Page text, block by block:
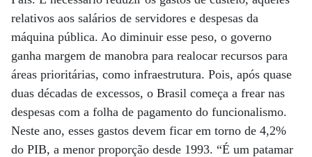
relativos aos salários de servidores e despesas da
máquina pública. Ao diminuir esse peso, o governo
ganha margem de manobra para realocar recursos para
áreas prioritárias, como infraestrutura. Pois, após quase
duas décadas de excessos, o Brasil começa a frear nas
despesas com a folha de pagamento do funcionalismo.
Neste ano, esses gastos devem ficar em torno de 4,2%
do PIB, a menor proporção desde 1993. “É um patamar